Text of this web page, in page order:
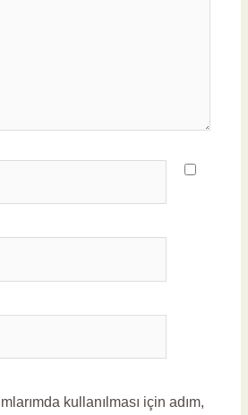
kullanılması için adım,